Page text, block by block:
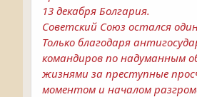
13 декабря Болгария.
Советский Союз остался
Только благодаря
командиров по надуманным
жизнями за преступные
моментом и началом